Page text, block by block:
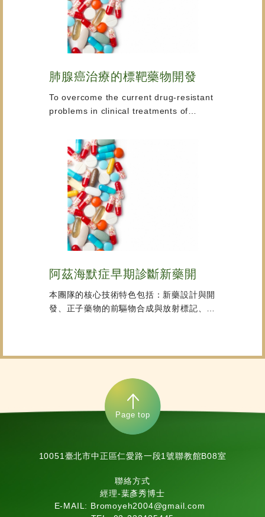
肺腺癌治療的標靶藥物開發
To overcome the current drug-resistant
problems in clinical treatments of
we will apply a new approach to
suppress the expression of EGFR
gene. We plan to use small molecular
weight inhibitors that induce and stabili
阿茲海默症早期診斷新藥開
本團隊的核心技術特色包括：新藥設計與開
發、正子藥物的前驅物合成與放射標記、藥
有多項產品進入臨床試驗，例如用於診斷胰
臟癌轉移的[18F]FSPG與診斷AD的
[18F]T807等。本團隊具備執行本計畫研究
所需的各項關鍵技術與人力，針對具高度潛
力的[18F]PET001，開發目前仍為unmet
Page top
10051臺北市中正區仁愛路一段1號聯教館B08室
聯絡方式
經理-葉彥秀博士
E-MAIL: Bromoyeh2004@gmail.com